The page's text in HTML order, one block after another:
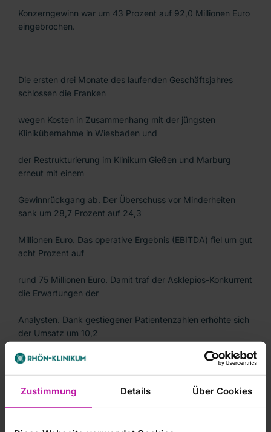
Zustimmung Details Über Cookies
Konzerngewinn war um 43 Prozent auf 92,0 Millionen Euro
eingebrochen.
Die ersten drei Monate des laufenden Geschäftsjahres
schlossen die Franken
wegen Kosten in Zusammenhang mit der jüngsten
Klinikübernahme in Wiesbaden und
der Restrukturierung im Klinikum Gießen und Marburg
erneut mit einem
Gewinnrückgang ab. Der Überschuss vor Minderheiten
sank um 28,7 Prozent auf 24,3
Millionen Euro. Das operative Ergebnis (EBITDA) fiel um gut
acht Prozent auf
rund 75 Millionen Euro. Damit traf der Asklepios-Konkurrent
die Erwartungen der
Analysten. Dank gestiegener Patientenzahlen erhöhte sich
der Umsatz um 10,2
Prozent auf 752,2 Millionen Euro.